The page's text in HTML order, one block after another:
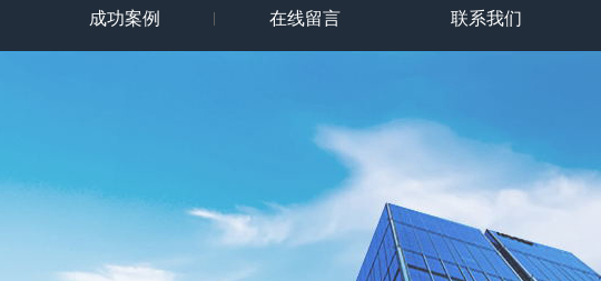
成功案例 在线留言 联系我们